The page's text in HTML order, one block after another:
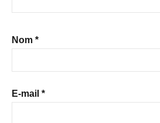
Nom *
E-mail *